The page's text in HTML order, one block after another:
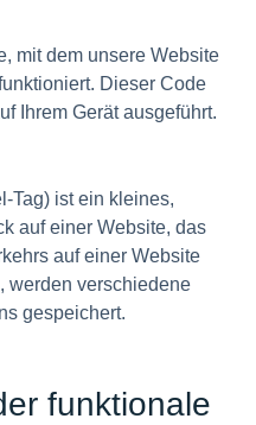
mit dem unsere Website
Dieser Code
Ihrem Gerät ausgeführt.
Tag) ist ein kleines,
auf einer Website, das
auf einer Website
werden verschiedene
gespeichert.
funktionale